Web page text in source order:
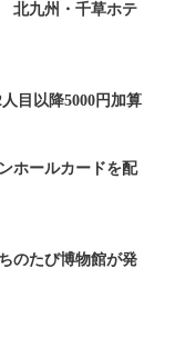
北九州・千草ホテ
目以降5000円加算
ホールカードを配
のたび博物館が発